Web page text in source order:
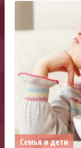
Семья и дети